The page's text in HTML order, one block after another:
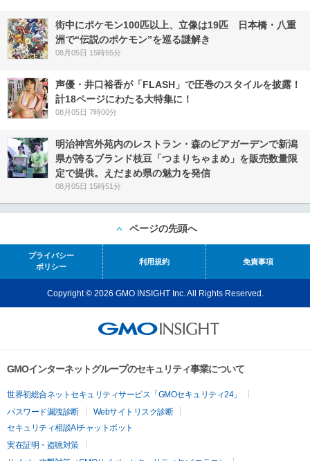
街中にポケモン100匹以上、立像は19匹 日本橋・八重
洲で“伝説のポケモン”を巡る謎解き
08月05日 15時55分
声優・井口裕香が「FLASH」で圧巻のスタイルを披露！
計18ページにわたる大特集に！
08月05日 7時00分
明治神宮外苑内のレストラン・森のビアガーデンで新潟
県が誇るブランド枝豆「つまりちゃまめ」を販売数量限
定で提供。えだまめ県の魅力を発信
08月05日 15時51分
ページの先頭へ
プライバシー
ポリシー
利用規約 免責事項
Copyright © 2026 GMO INSIGHT Inc. All Rights Reserved.
GMOインターネットグループのセキュリティ事業について
世界初総合ネットセキュリティサービス「GMOセキュリティ24」
パスワード漏洩診断
Webサイトリスク診断
セキュリティ相談AIチャットボット
実在証明・盗聴対策